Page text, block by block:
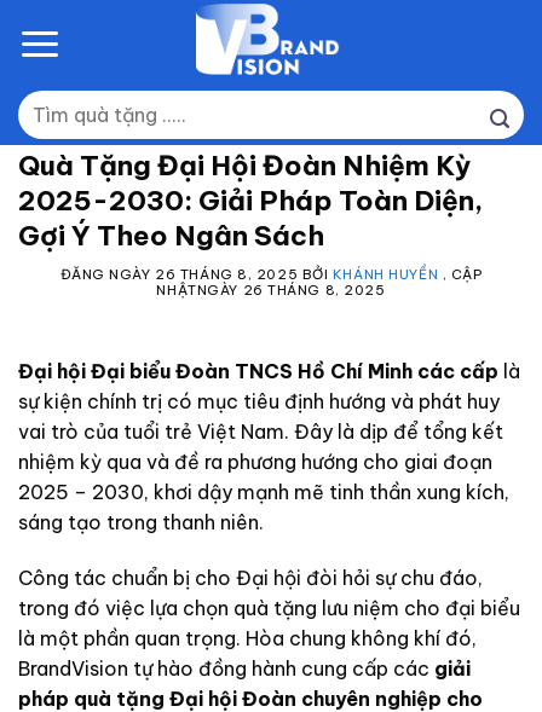
Tìm
kiếm:
Quà Tặng Đại Hội Đoàn Nhiệm Kỳ
2025-2030: Giải Pháp Toàn Diện,
Gợi Ý Theo Ngân Sách
ĐĂNG NGÀY 26 THÁNG 8, 2025 BỞI KHÁNH HUYỀN , CẬP
NHẬTNGÀY 26 THÁNG 8, 2025
Đại hội Đại biểu Đoàn TNCS Hồ Chí Minh các cấp là
sự kiện chính trị có mục tiêu định hướng và phát huy
vai trò của tuổi trẻ Việt Nam. Đây là dịp để tổng kết
nhiệm kỳ qua và đề ra phương hướng cho giai đoạn
2025 – 2030, khơi dậy mạnh mẽ tinh thần xung kích,
sáng tạo trong thanh niên.
Công tác chuẩn bị cho Đại hội đòi hỏi sự chu đáo,
trong đó việc lựa chọn quà tặng lưu niệm cho đại biểu
là một phần quan trọng. Hòa chung không khí đó,
BrandVision tự hào đồng hành cung cấp các giải
pháp quà tặng Đại hội Đoàn chuyên nghiệp cho